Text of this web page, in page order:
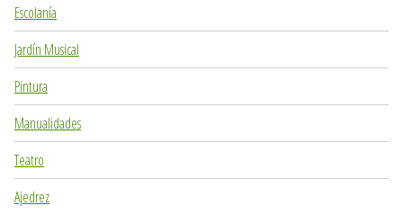
Escolanía
Jardín Musical
Pintura
Manualidades
Teatro
Ajedrez